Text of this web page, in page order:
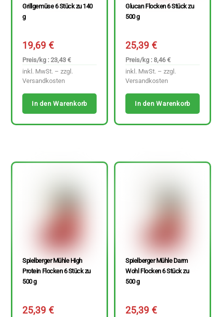
Grillgemüse 6 Stück zu 140
g
19,69€
Preis/kg : 23,43 €
inkl. MwSt. – zzgl.
Versandkosten
In den Warenkorb
Glucan Flocken 6 Stück zu
500 g
25,39€
Preis/kg : 8,46 €
inkl. MwSt. – zzgl.
Versandkosten
In den Warenkorb
Spielberger Mühle High
Protein Flocken 6 Stück zu
500 g
25,39€
Spielberger Mühle Darm
Wohl Flocken 6 Stück zu
500 g
25,39€